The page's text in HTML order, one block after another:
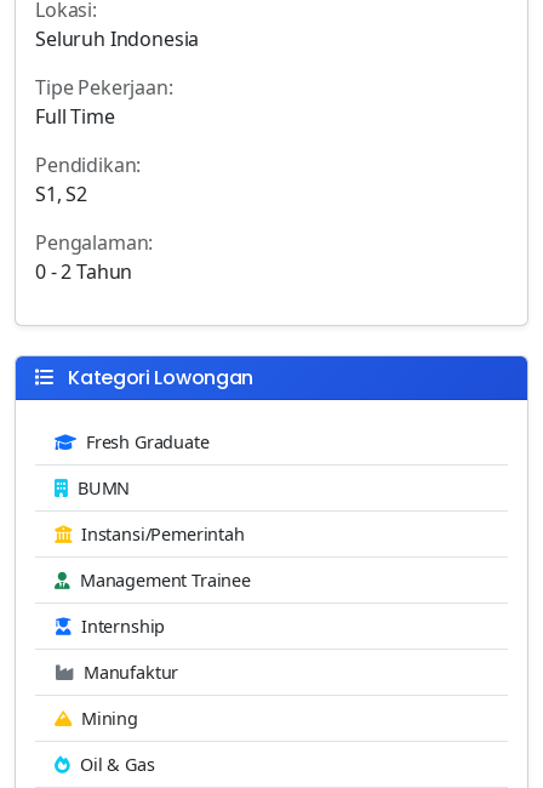
Lokasi:
Seluruh Indonesia
Tipe Pekerjaan:
Full Time
Pendidikan:
S1, S2
Pengalaman:
0 - 2 Tahun
Kategori Lowongan
Fresh Graduate
BUMN
Instansi/Pemerintah
Management Trainee
Internship
Manufaktur
Mining
Oil & Gas